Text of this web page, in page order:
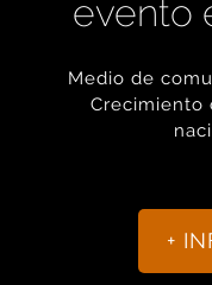
evento
Medio de
Crecimiento
+